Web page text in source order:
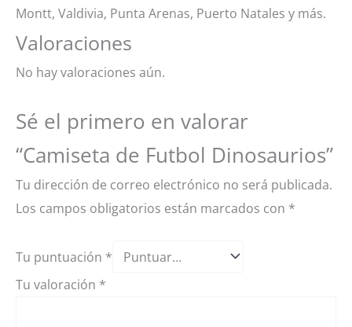
Montt, Valdivia, Punta Arenas, Puerto Natales y más.
Valoraciones
No hay valoraciones aún.
Sé el primero en valorar
“Camiseta de Futbol Dinosaurios”
Tu dirección de correo electrónico no será publicada.
Los campos obligatorios están marcados con *
Tu puntuación *
Tu valoración *